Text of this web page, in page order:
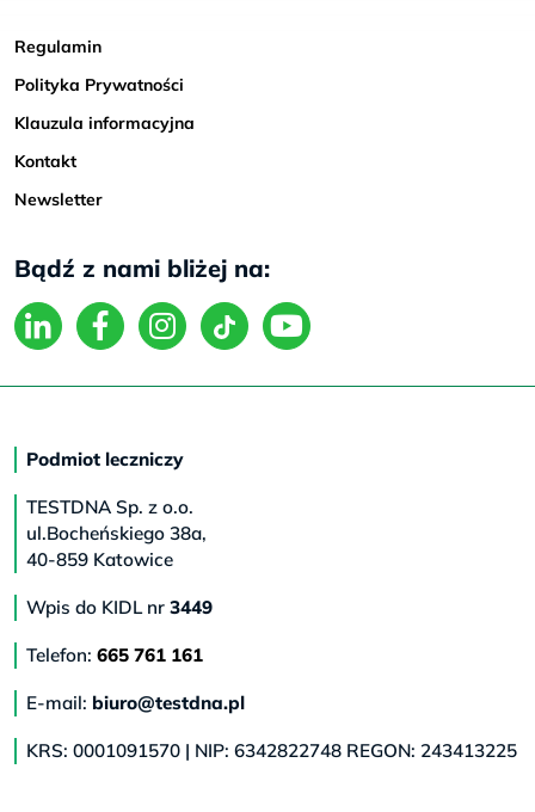
Regulamin
Polityka Prywatności
Klauzula informacyjna
Kontakt
Newsletter
Bądź z nami bliżej na:
Podmiot leczniczy
TESTDNA Sp. z o.o.
ul.Bocheńskiego 38a,
40-859 Katowice
Wpis do KIDL nr 3449
Telefon: 665 761 161
E-mail: biuro@testdna.pl
KRS: 0001091570 | NIP: 6342822748 REGON: 243413225